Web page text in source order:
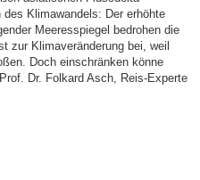
Klimawandels: Der erhöhte
Meeresspiegel bedrohen die
zur Klimaveränderung bei, weil
Doch einschränken könne
Dr. Folkard Asch, Reis-Experte